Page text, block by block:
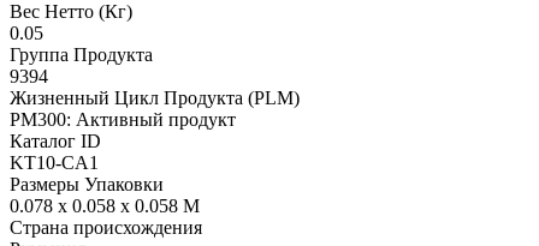
Вес Нетто (Кг)
0.05
Группа Продукта
9394
Жизненный Цикл Продукта (PLM)
PM300: Активный продукт
Каталог ID
KT10-CA1
Размеры Упаковки
0.078 x 0.058 x 0.058 M
Страна происхождения